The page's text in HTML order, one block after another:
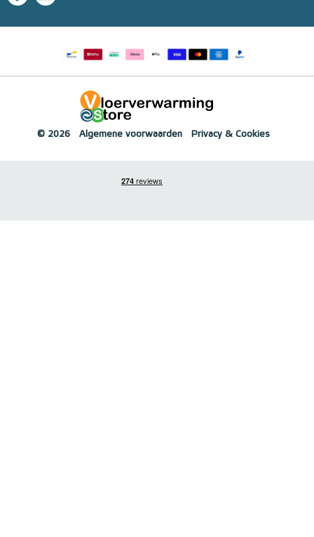
© 2026 Algemene voorwaarden Privacy & Cookies